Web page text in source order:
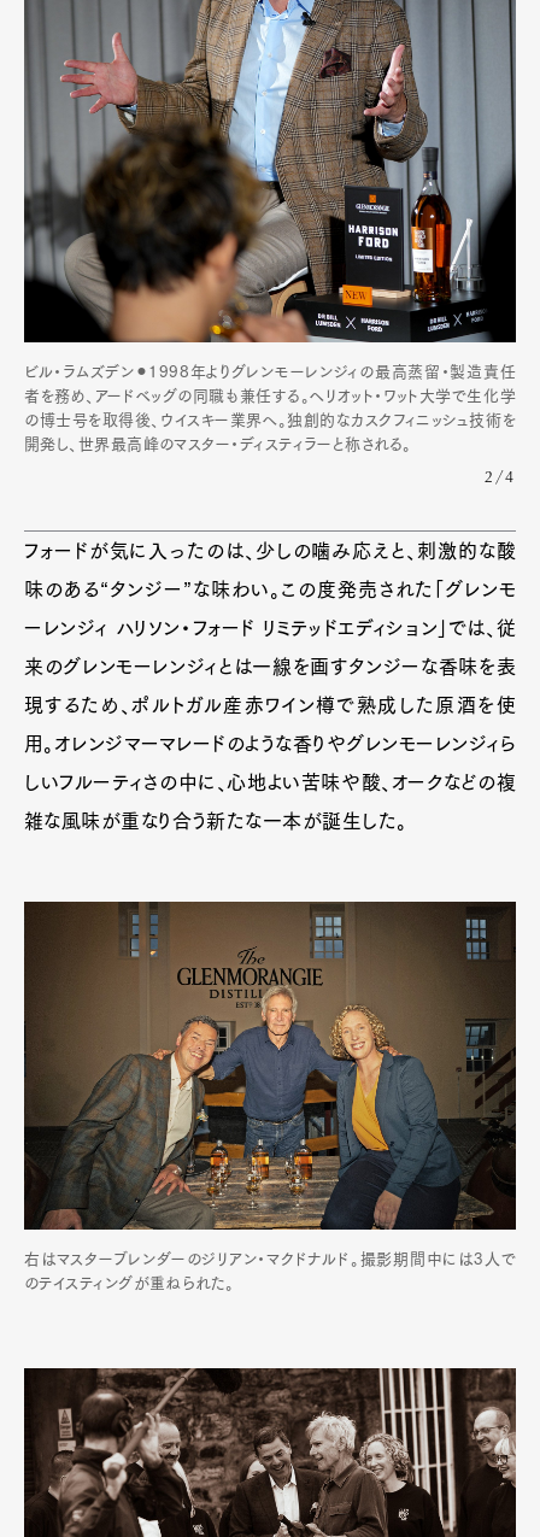
Art&DesignWatch Fashion
GourmetCars
ProductCultureLifestyle
Pen Membership
Magazine
Official Columnist
About
Contact
Pen Meet
Pen international Pen tw
ビル・ラムズデン⚫︎1998年よりグレンモーレンジィの最高蒸留・製造責任
者を務め、アードベッグの同職も兼任する。ヘリオット・ワット大学で生化学
の博士号を取得後、ウイスキー業界へ。独創的なカスクフィニッシュ技術を
開発し、世界最高峰のマスター・ディスティラーと称される。
2/4
フォードが気に入ったのは、少しの噛み応えと、刺激的な酸
味のある“タンジー”な味わい。この度発売された「グレンモ
ーレンジィ ハリソン・フォード リミテッドエディション」では、従
来のグレンモーレンジィとは一線を画すタンジーな香味を表
現するため、ポルトガル産赤ワイン樽で熟成した原酒を使
用。オレンジマーマレードのような香りやグレンモーレンジィら
しいフルーティさの中に、心地よい苦味や酸、オークなどの複
雑な風味が重なり合う新たな一本が誕生した。
右はマスターブレンダーのジリアン・マクドナルド。撮影期間中には3人で
のテイスティングが重ねられた。